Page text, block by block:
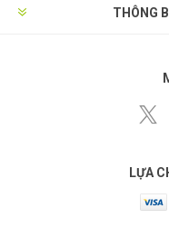
THÔNG
LỰA